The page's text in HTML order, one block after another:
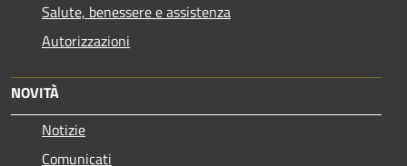
Salute, benessere e assistenza
Autorizzazioni
NOVITÀ
Notizie
Comunicati